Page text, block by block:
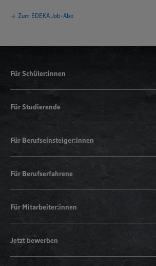
Zum EDEKA Job-Abo
Für Schüler:innen
Für Studierende
Für Berufseinsteiger:innen
Für Berufserfahrene
Für Mitarbeiter:innen
Jetzt bewerben